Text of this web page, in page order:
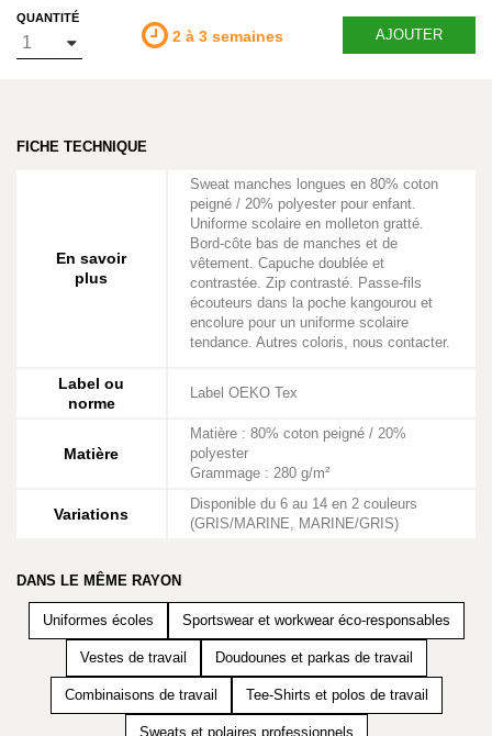
QUANTITÉ
2 à 3 semaines AJOUTER
FICHE TECHNIQUE
En savoir
plus
Sweat manches longues en 80% coton
peigné / 20% polyester pour enfant.
Uniforme scolaire en molleton gratté.
Bord-côte bas de manches et de
vêtement. Capuche doublée et
contrastée. Zip contrasté. Passe-fils
écouteurs dans la poche kangourou et
encolure pour un uniforme scolaire
tendance. Autres coloris, nous contacter.
Label ou
norme
Label OEKO Tex
Matière
Matière : 80% coton peigné / 20%
polyester
Grammage : 280 g/m²
Variations
Disponible du 6 au 14 en 2 couleurs
(GRIS/MARINE, MARINE/GRIS)
DANS LE MÊME RAYON
Uniformes écoles Sportswear et workwear éco-responsables
Vestes de travail Doudounes et parkas de travail
Combinaisons de travail Tee-Shirts et polos de travail
Sweats et polaires professionnels